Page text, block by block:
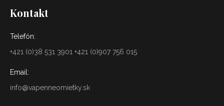
Kontakt
Telefón:
+421 (0)38 531 3901 +421 (0)907 756 015
Email:
info@vapenneomietky.sk